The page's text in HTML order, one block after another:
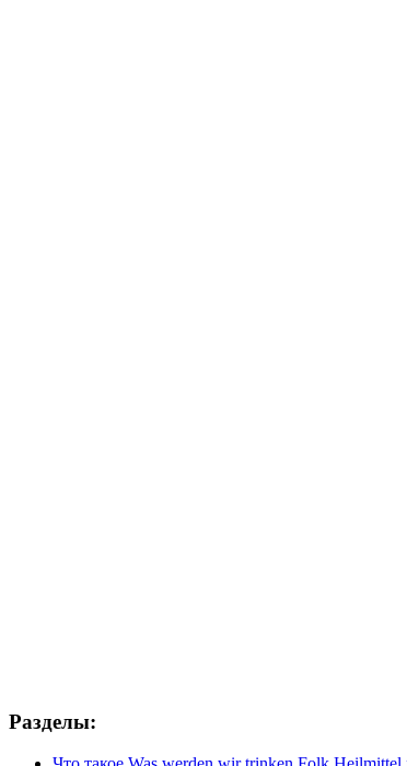
Разделы: